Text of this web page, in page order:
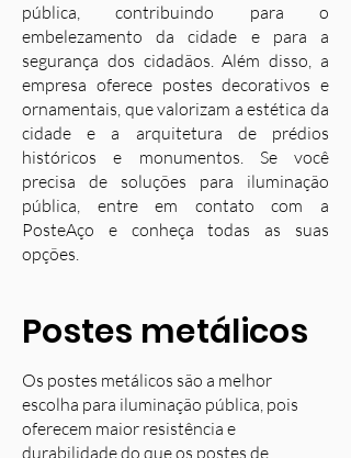
pública, contribuindo para o
embelezamento da cidade e para a
segurança dos cidadãos. Além disso, a
empresa oferece postes decorativos e
ornamentais, que valorizam a estética da
cidade e a arquitetura de prédios
históricos e monumentos. Se você
precisa de soluções para iluminação
pública, entre em contato com a
PosteAço e conheça todas as suas
opções.
Postes metálicos
Os postes metálicos são a melhor
escolha para iluminação pública, pois
oferecem maior resistência e
durabilidade do que os postes de